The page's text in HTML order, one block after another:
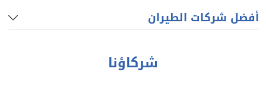
أفضل شركات الطيران
شركاؤنا